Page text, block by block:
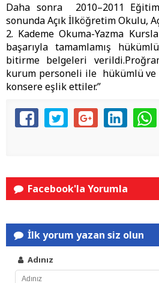
Daha sonra 2010–2011
sonunda Açık İlköğretim Okulu,
2. Kademe Okuma-Yazma
başarıyla tamamlamış
bitirme belgeleri
kurum personeli ile hükümlü
konsere eşlik ettiler.”
Facebook'la Yorumla
İlk yorum yazan siz olun
Adınız